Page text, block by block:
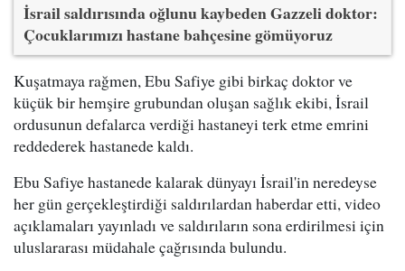
İsrail saldırısında oğlunu kaybeden Gazzeli doktor:
Çocuklarımızı hastane bahçesine gömüyoruz
Kuşatmaya rağmen, Ebu Safiye gibi birkaç doktor ve
küçük bir hemşire grubundan oluşan sağlık ekibi, İsrail
ordusunun defalarca verdiği hastaneyi terk etme emrini
reddederek hastanede kaldı.
Ebu Safiye hastanede kalarak dünyayı İsrail'in neredeyse
her gün gerçekleştirdiği saldırılardan haberdar etti, video
açıklamaları yayınladı ve saldırıların sona erdirilmesi için
uluslararası müdahale çağrısında bulundu.